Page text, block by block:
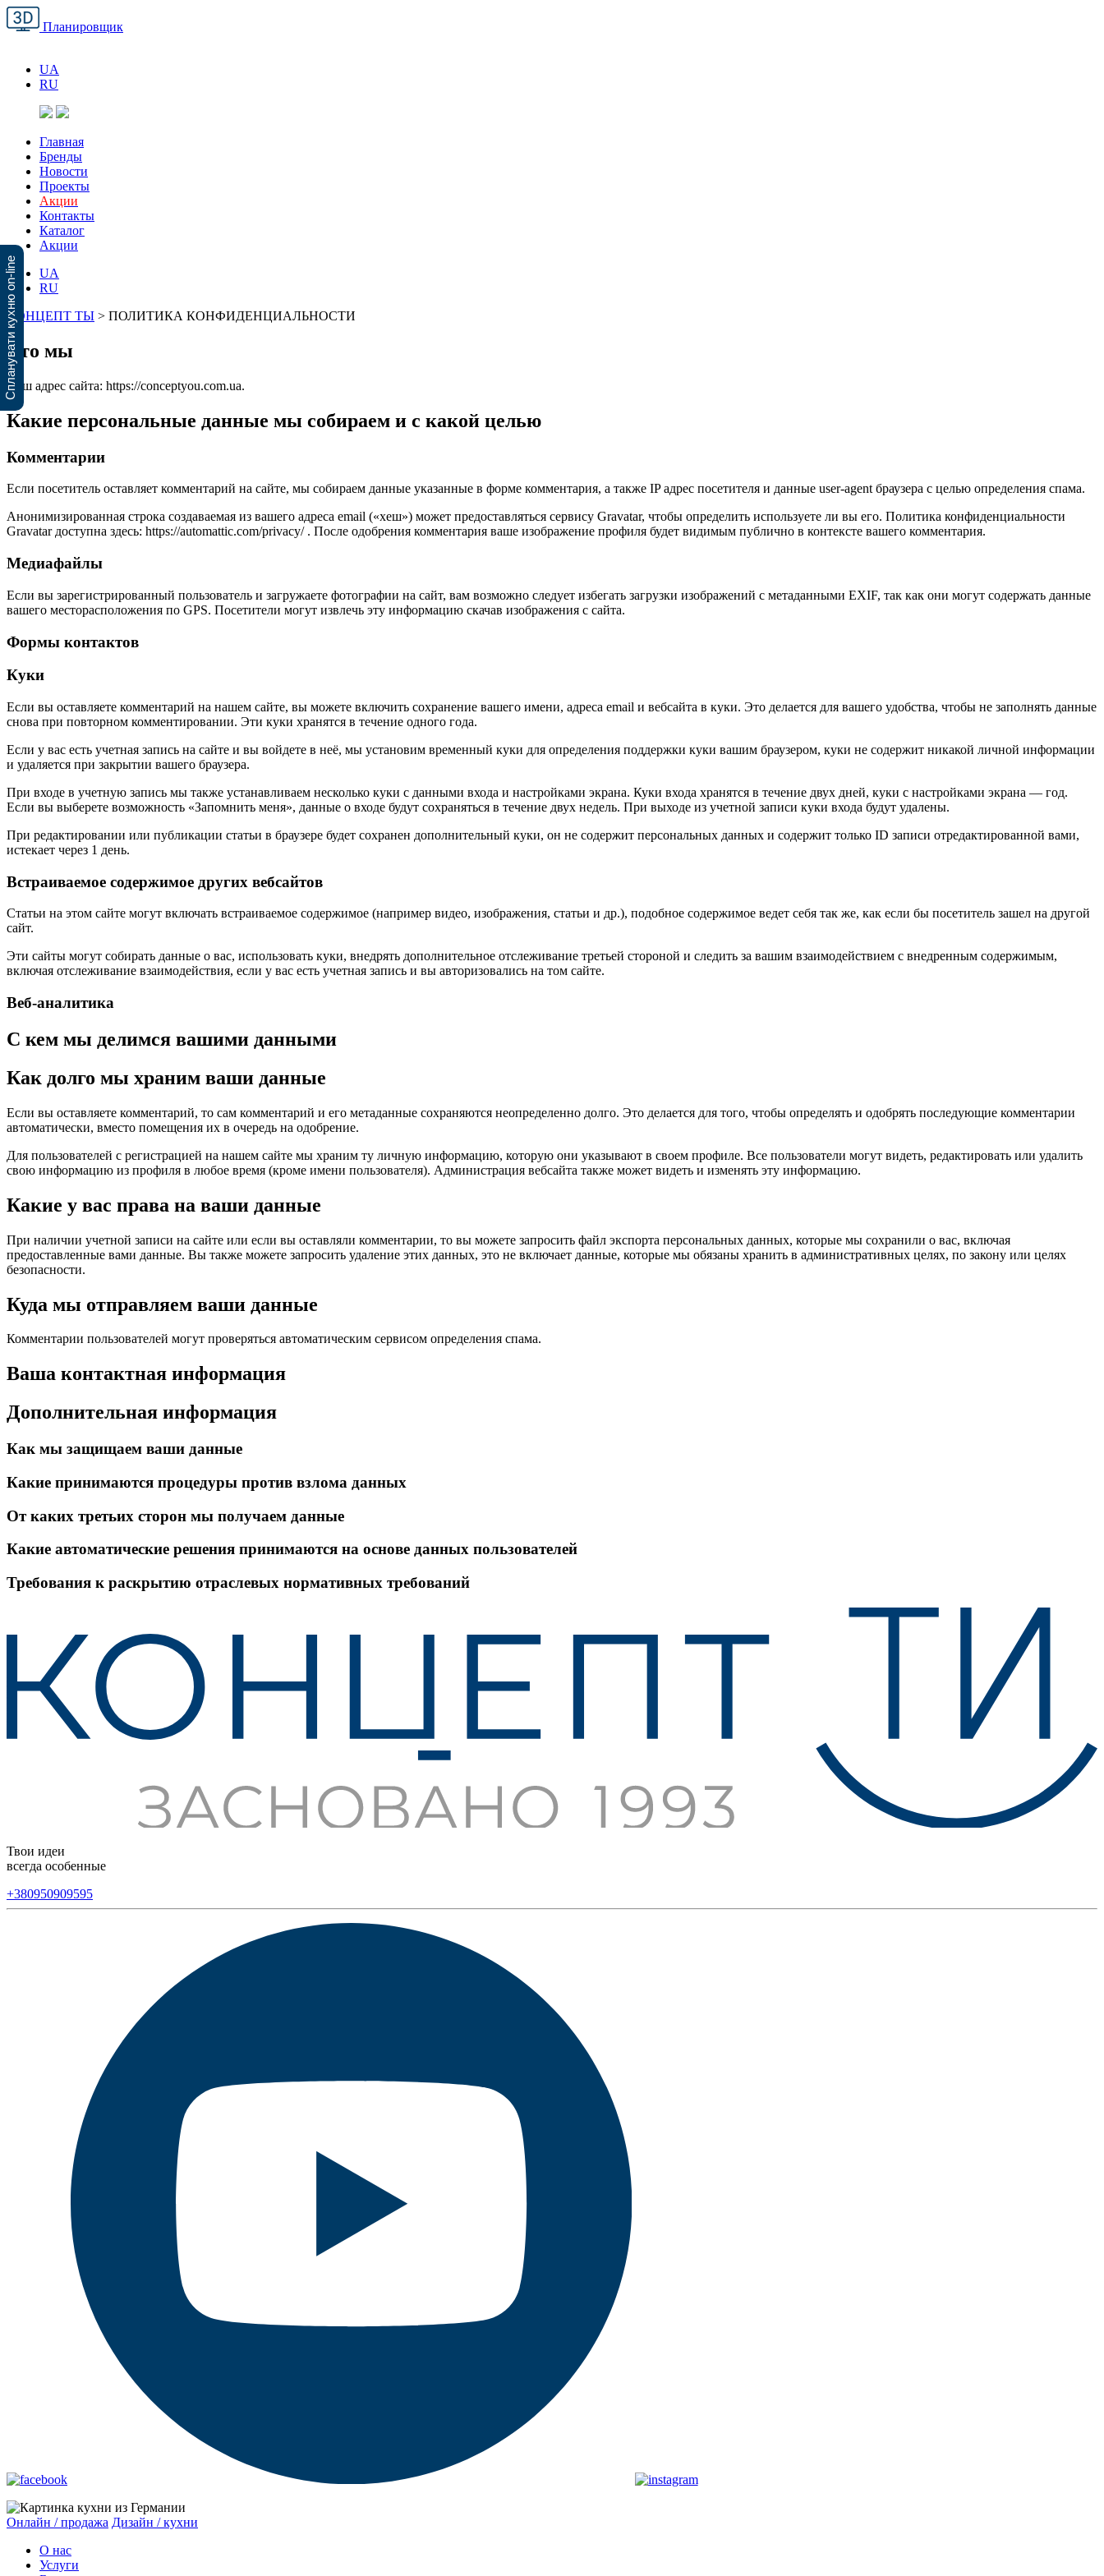
Планировщик
UA
RU
Главная
Бренды
Новости
Проекты
Акции
Контакты
Каталог
Акции
UA
RU
КОНЦЕПТ ТЫ > ПОЛИТИКА КОНФИДЕНЦИАЛЬНОСТИ
Кто мы
Наш адрес сайта: https://conceptyou.com.ua.
Какие персональные данные мы собираем и с какой целью
Комментарии
Если посетитель оставляет комментарий на сайте, мы собираем данные указанные в форме комментария, а также IP адрес посетителя и данные user-agent браузера с целью определения спама.
Анонимизированная строка создаваемая из вашего адреса email («хеш») может предоставляться сервису Gravatar, чтобы определить используете ли вы его. Политика конфиденциальности
Gravatar доступна здесь: https://automattic.com/privacy/ . После одобрения комментария ваше изображение профиля будет видимым публично в контексте вашего комментария.
Медиафайлы
Если вы зарегистрированный пользователь и загружаете фотографии на сайт, вам возможно следует избегать загрузки изображений с метаданными EXIF, так как они могут содержать данные
вашего месторасположения по GPS. Посетители могут извлечь эту информацию скачав изображения с сайта.
Формы контактов
Куки
Если вы оставляете комментарий на нашем сайте, вы можете включить сохранение вашего имени, адреса email и вебсайта в куки. Это делается для вашего удобства, чтобы не заполнять данные
снова при повторном комментировании. Эти куки хранятся в течение одного года.
Если у вас есть учетная запись на сайте и вы войдете в неё, мы установим временный куки для определения поддержки куки вашим браузером, куки не содержит никакой личной информации
и удаляется при закрытии вашего браузера.
При входе в учетную запись мы также устанавливаем несколько куки с данными входа и настройками экрана. Куки входа хранятся в течение двух дней, куки с настройками экрана — год.
Если вы выберете возможность «Запомнить меня», данные о входе будут сохраняться в течение двух недель. При выходе из учетной записи куки входа будут удалены.
При редактировании или публикации статьи в браузере будет сохранен дополнительный куки, он не содержит персональных данных и содержит только ID записи отредактированной вами,
истекает через 1 день.
Встраиваемое содержимое других вебсайтов
Статьи на этом сайте могут включать встраиваемое содержимое (например видео, изображения, статьи и др.), подобное содержимое ведет себя так же, как если бы посетитель зашел на другой
сайт.
Эти сайты могут собирать данные о вас, использовать куки, внедрять дополнительное отслеживание третьей стороной и следить за вашим взаимодействием с внедренным содержимым,
включая отслеживание взаимодействия, если у вас есть учетная запись и вы авторизовались на том сайте.
Веб-аналитика
С кем мы делимся вашими данными
Как долго мы храним ваши данные
Если вы оставляете комментарий, то сам комментарий и его метаданные сохраняются неопределенно долго. Это делается для того, чтобы определять и одобрять последующие комментарии
автоматически, вместо помещения их в очередь на одобрение.
Для пользователей с регистрацией на нашем сайте мы храним ту личную информацию, которую они указывают в своем профиле. Все пользователи могут видеть, редактировать или удалить
свою информацию из профиля в любое время (кроме имени пользователя). Администрация вебсайта также может видеть и изменять эту информацию.
Какие у вас права на ваши данные
При наличии учетной записи на сайте или если вы оставляли комментарии, то вы можете запросить файл экспорта персональных данных, которые мы сохранили о вас, включая
предоставленные вами данные. Вы также можете запросить удаление этих данных, это не включает данные, которые мы обязаны хранить в административных целях, по закону или целях
безопасности.
Куда мы отправляем ваши данные
Комментарии пользователей могут проверяться автоматическим сервисом определения спама.
Ваша контактная информация
Дополнительная информация
Как мы защищаем ваши данные
Какие принимаются процедуры против взлома данных
От каких третьих сторон мы получаем данные
Какие автоматические решения принимаются на основе данных пользователей
Требования к раскрытию отраслевых нормативных требований
Твои идеи
всегда особенные
+380950909595
Онлайн / продажа Дизайн / кухни
О нас
Услуги
Спланувати кухню on-line